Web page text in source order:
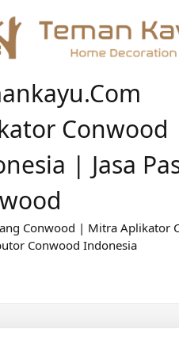
Conwood
| Jasa
Conwood | Mitra Aplikator
Conwood Indonesia